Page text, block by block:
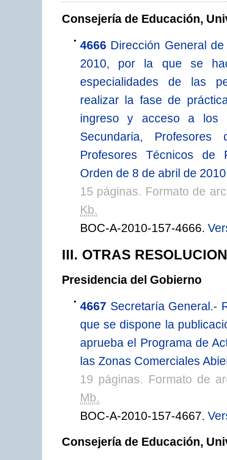
Consejería de Educación,
4666 Dirección General
2010, por la que se
especialidades de las
realizar la fase de
ingreso y acceso a los
Secundaria,
Profesores Técnicos de
Orden de 8 de abril de
15 páginas. Formato de
Kb.
BOC-A-2010-157-4666.
III. OTRAS
Presidencia del Gobierno
4667 Secretaría General.-
que se dispone la
aprueba el Programa de
las Zonas Comerciales
19 páginas. Formato de
Mb.
BOC-A-2010-157-4667.
Consejería de Educación,